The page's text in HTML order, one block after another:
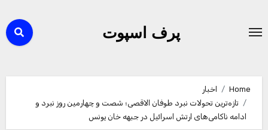
پرف اسپوت
Home
اخبار
تازه‌ترین تحولات نبرد طوفان الاقصی؛ شصت و چهارمین روز نبرد و
ادامه ناکامی‌های ارتش اسرائیل در جبهه خان یونس